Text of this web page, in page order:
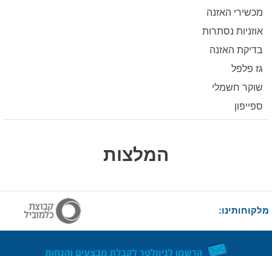
מכשירי האזנה
אוזניות נסתרות
בדיקת האזנה
גז פלפל
שוקר חשמלי
ספייפון
המלצות
מלקוחותינו: